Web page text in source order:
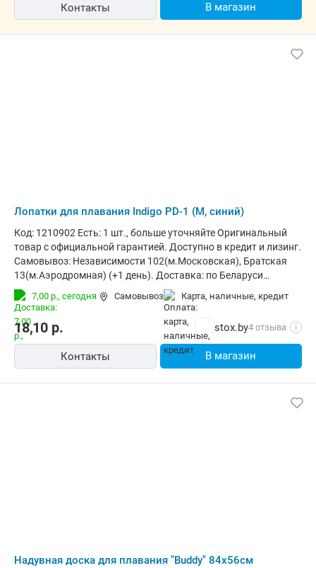
Контакты В магазин
Лопатки для плавания Indigo PD-1 (M, синий)
Код: 1210902 Есть: 1 шт., больше уточняйте Оригинальный
товар с официальной гарантией. Доступно в кредит и лизинг.
Самовывоз: Независимости 102(м.Московская), Братская
13(м.Аэродромная) (+1 день). Доставка: по Беларуси
курьером (за 1-3 дня) и в отделения Европочты (Минск 1
день, РБ до 4х дней). Корпоративным клиентам: стоимость с
НДС20% (счета от 100руб.)
7,00 р., сегодня Самовывоз карта, наличные, кредит
18,10 р. stox.by4 отзыва i
Контакты В магазин
Надувная доска для плавания "Buddy" 84х56см